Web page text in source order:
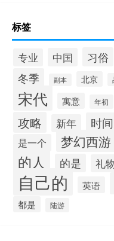
标签
专业 中国 习俗
冬季 副本 北京
宋代 寓意 年初
攻略 新年 时间
是一个 梦幻西游
的人 的是 礼
自己的 英语
都是 陆游